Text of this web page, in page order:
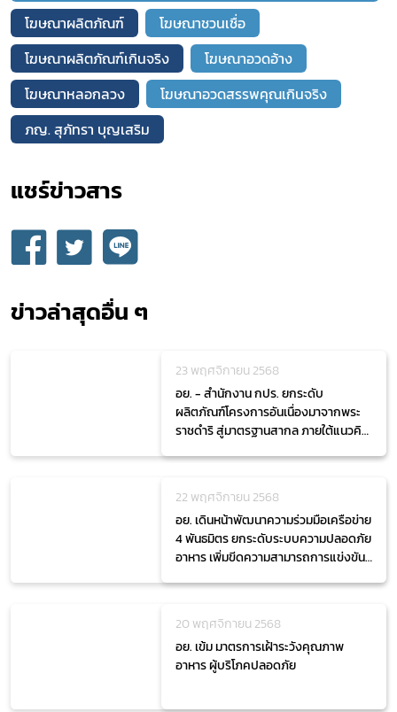
โฆษณาผลิตภัณฑ์
โฆษณาชวนเชื่อ
โฆษณาผลิตภัณฑ์เกินจริง
โฆษณาอวดอ้าง
โฆษณาหลอกลวง
โฆษณาอวดสรรพคุณเกินจริง
ภญ. สุภัทรา บุญเสริม
แชร์ข่าวสาร​
ข่าวล่าสุดอื่น ๆ
23 พฤศจิกายน 2568
อย. - สำนักงาน กปร. ยกระดับ
ผลิตภัณฑ์โครงการอันเนื่องมาจากพระ
ราชดำริ สู่มาตรฐานสากล ภายใต้แนวคิด
22 พฤศจิกายน 2568
อย. เดินหน้าพัฒนาความร่วมมือเครือข่าย
4 พันธมิตร ยกระดับระบบความปลอดภัย
อาหาร เพิ่มขีดความสามารถการแข่งขัน
20 พฤศจิกายน 2568
อย. เข้ม มาตรการเฝ้าระวังคุณภาพ
อาหาร ผู้บริโภคปลอดภัย